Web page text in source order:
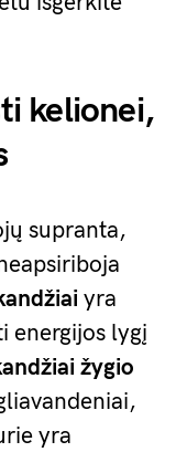
kelionei,
supranta,
yra
energijos lygį
žygio
yra